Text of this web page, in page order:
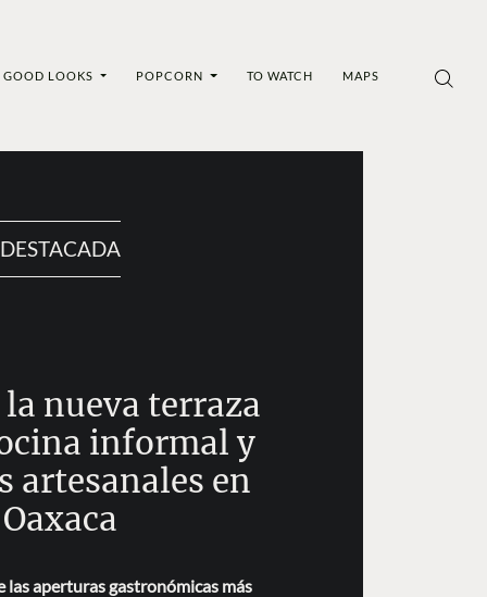
GOOD LOOKS POPCORN TO WATCH MAPS
DESTACADA
la nueva terraza
informal y
artesanales en
Oaxaca
las aperturas gastronómicas más